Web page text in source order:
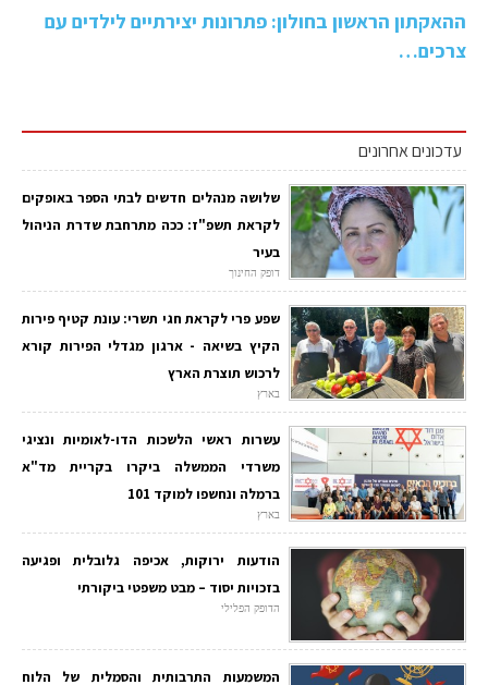
ההאקתון הראשון בחולון: פתרונות יצירתיים לילדים עם
צרכים…
עדכונים אחרונים
שלושה מנהלים חדשים לבתי הספר באופקים
לקראת תשפ"ז: ככה מתרחבת שדרת הניהול
בעיר
דופק החינוך
שפע פרי לקראת חגי תשרי: עונת קטיף פירות
הקיץ בשיאה - ארגון מגדלי הפירות קורא
לרכוש תוצרת הארץ
בארץ
עשרות ראשי הלשכות הדו-לאומיות ונציגי
משרדי הממשלה ביקרו בקריית מד"א
ברמלה ונחשפו למוקד 101
בארץ
הודעות ירוקות, אכיפה גלובלית ופגיעה
בזכויות יסוד – מבט משפטי ביקורתי
הדופק הפלילי
המשמעות התרבותית והסמלית של הלוח